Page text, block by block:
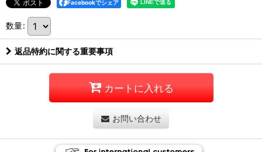
Facebookでシェア
数量:
返品特約に関する重要事項
カートに入れる
お問い合わせ